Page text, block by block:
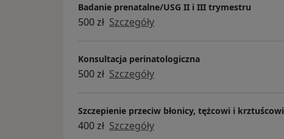
Badanie prenatalne/USG II i III trymestru
500 zł Szczegóły
Konsultacja perinatologiczna
500 zł Szczegóły
Szczepienie przeciw błonicy, tężcowi i krztuścowi
400 zł Szczegóły